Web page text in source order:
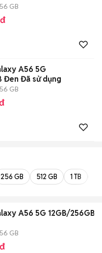
GB
A56 5G
Đen Đã sử dụng
GB
256 GB 512 GB 1 TB
A56 5G 12GB/256GB
GB